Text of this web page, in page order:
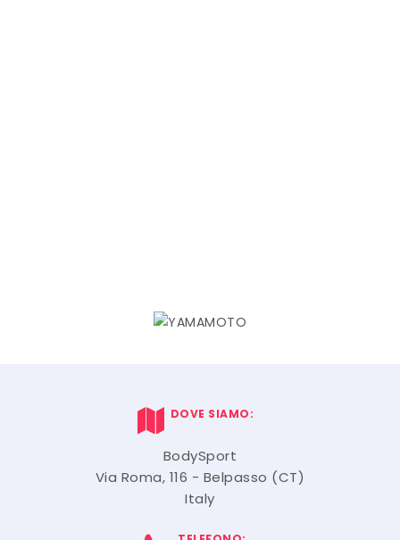
DOVE SIAMO:
BodySport
Via Roma, 116 - Belpasso (CT)
Italy